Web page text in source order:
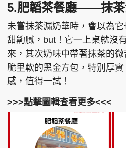
5.肥韜茶餐廳——抹茶
未嘗抹茶漏奶華時，會以為
甜齁膩，but！它一上桌就沒
來，其次奶味中帶著抹茶的
脆里軟的黑金方包，特別厚
感，值得一試！
>>>點擊圖輯查看更多<<<